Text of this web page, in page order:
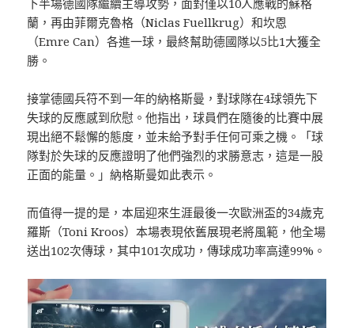
下半場德國隊繼續主導攻勢，面對僅以10人應戰的蘇格
蘭，再由菲爾克魯格（Niclas Fuellkrug）和坎恩
（Emre Can）各進一球，最終幫助德國隊以5比1大獲全
勝。
接掌德國兵符不到一年的納格斯曼，對球隊在4球領先下
失球的反應感到欣慰。他指出，球員們在隨後的比賽中展
現出絕不鬆懈的態度，並未給予對手任何可乘之機。「球
隊對於失球的反應證明了他們強烈的求勝意志，這是一股
正面的能量。」納格斯曼如此表示。
而值得一提的是，本屆迎來生涯最後一次歐洲盃的34歲克
羅斯（Toni Kroos）本場表現依舊展現老將風範，他全場
送出102次傳球，其中101次成功，傳球成功率高達99%。